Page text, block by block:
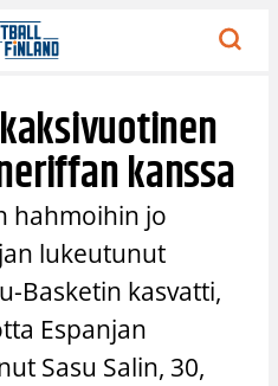
kanssa
hahmoihin jo
lukeutunut
Basketin kasvatti,
Espanjan
Sasu Salin, 30,